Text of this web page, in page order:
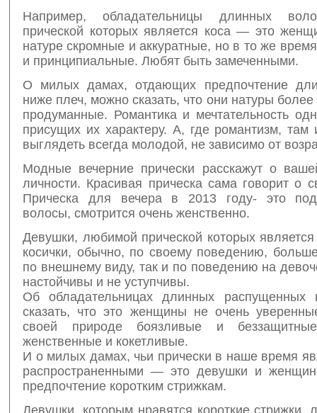
Например, обладательницы длинных
прической которых является коса — это
натуре скромные и аккуратные, но в то же
и принципиальные. Любят быть замеченными.
О милых дамах, отдающих предпочтение
ниже плеч, можно сказать, что они натуры
продуманные. Романтика и мечтательность
присущих их характеру. А, где романтизм, там
выглядеть всегда молодой, не зависимо от
Модные вечерние прически расскажут о
личности. Красивая прическа сама говорит о
Прическа для вечера в 2013 году- это
волосы, смотрится очень женственно.
Девушки, любимой прической которых является
косички, обычно, по своему поведению,
по внешнему виду, так и по поведению на
настойчивы и не уступчивы.
Об обладательницах длинных распущенных
сказать, что это женщины не очень
своей природе боязливые и
женственные и кокетливые.
И о милых дамах, чьи прически в наше время
распространенными — это девушки и
предпочтение коротким стрижкам.
Девушки, которым нравятся короткие стрижки,